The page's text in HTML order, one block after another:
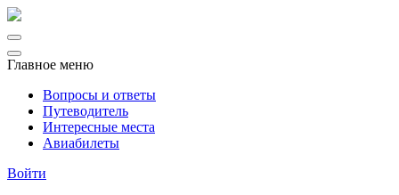
Главное меню
Вопросы и ответы
Путеводитель
Интересные места
Авиабилеты
Войти